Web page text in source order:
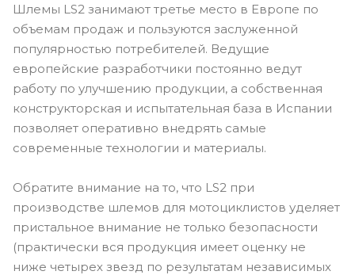
Шлемы LS2 занимают третье место в Европе по
объемам продаж и пользуются заслуженной
популярностью потребителей. Ведущие
европейские разработчики постоянно ведут
работу по улучшению продукции, а собственная
конструкторская и испытательная база в Испании
позволяет оперативно внедрять самые
современные технологии и материалы.
Обратите внимание на то, что LS2 при
производстве шлемов для мотоциклистов уделяет
пристальное внимание не только безопасности
(практически вся продукция имеет оценку не
ниже четырех звезд по результатам независимых